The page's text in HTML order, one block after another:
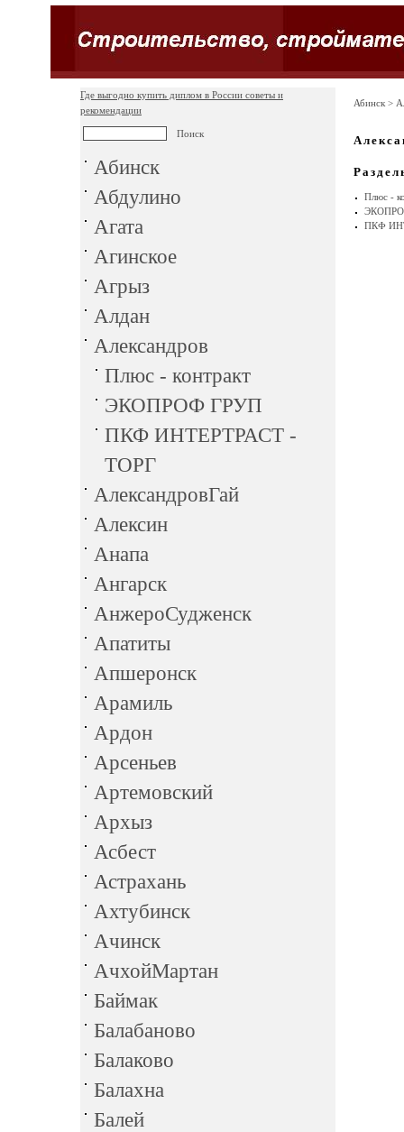
Где выгодно купить диплом в России советы и
рекомендации
Абинск
Абдулино
Агата
Агинское
Агрыз
Алдан
Александров
Плюс - контракт
ЭКОПРОФ ГРУП
ПКФ ИНТЕРТРАСТ -
ТОРГ
АлександровГай
Алексин
Анапа
Ангарск
АнжероСудженск
Апатиты
Апшеронск
Арамиль
Ардон
Арсеньев
Артемовский
Архыз
Асбест
Астрахань
Ахтубинск
Ачинск
АчхойМартан
Баймак
Балабаново
Балаково
Балахна
Балей
Абинск >
Плюс -
ПКФ